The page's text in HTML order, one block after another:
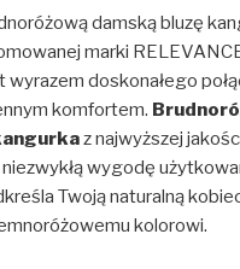
damską bluzę
marki
doskonałego
komfortem.
z najwyższej
wygodę
Twoją naturalną
kolorowi.